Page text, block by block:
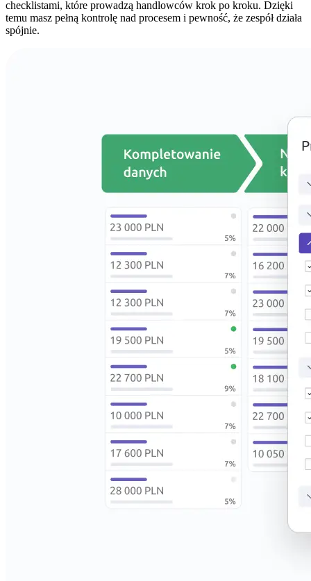
checklistami, które prowadzą handlowców krok po kroku. Dzięki
temu masz pełną kontrolę nad procesem i pewność, że zespół działa
spójnie.